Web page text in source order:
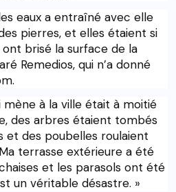
eaux a entraîné avec elle
pierres, et elles étaient si
ont brisé la surface de la
Remedios, qui n’a donné
mène à la ville était à moitié
des arbres étaient tombés
et des poubelles roulaient
terrasse extérieure a été
et les parasols ont été
un véritable désastre. »